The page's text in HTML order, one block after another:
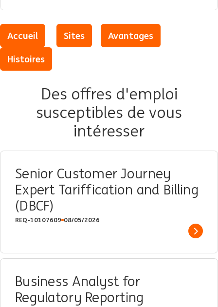
Accueil Sites
Avantages
Histoires
Des offres d'emploi
susceptibles de vous
intéresser
Senior Customer Journey
Expert Tariffication and Billing
(DBCF)
REQ-10107609 08/05/2026
Show
Business Analyst for
Regulatory Reporting